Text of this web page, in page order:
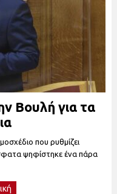
Βουλή για τα
που ρυθμίζει
ψηφίστηκε ένα πάρα